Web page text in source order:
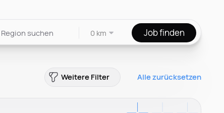
0 km Job finden
Weitere Filter Alle zurücksetzen